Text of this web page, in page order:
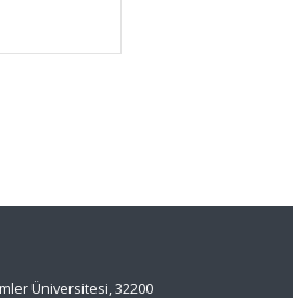
Üniversitesi, 32200